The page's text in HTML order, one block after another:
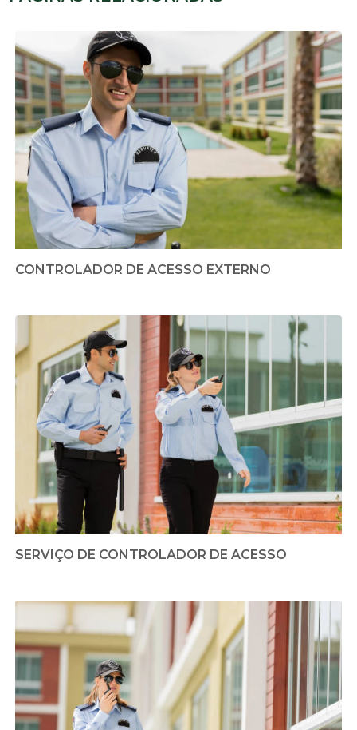
CONTROLADOR DE ACESSO EXTERNO
SERVIÇO DE CONTROLADOR DE ACESSO